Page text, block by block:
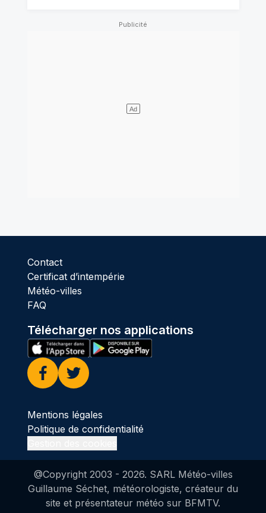
Contact
Certificat d’intempérie
Météo-villes
FAQ
Télécharger nos applications
Facebook
Twitter
Mentions légales
Politique de confidentialité
@Copyright 2003 - 2026. SARL Météo-villes
Guillaume Séchet, météorologiste, créateur du
site et présentateur météo sur BFMTV.